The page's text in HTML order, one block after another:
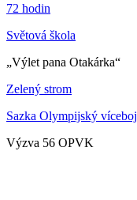
72 hodin
Světová škola
„Výlet pana Otakárka“
Zelený strom
Sazka Olympijský víceboj
Výzva 56 OPVK